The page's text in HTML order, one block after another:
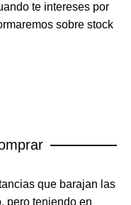
te intereses por
sobre stock
que barajan las
pero teniendo en